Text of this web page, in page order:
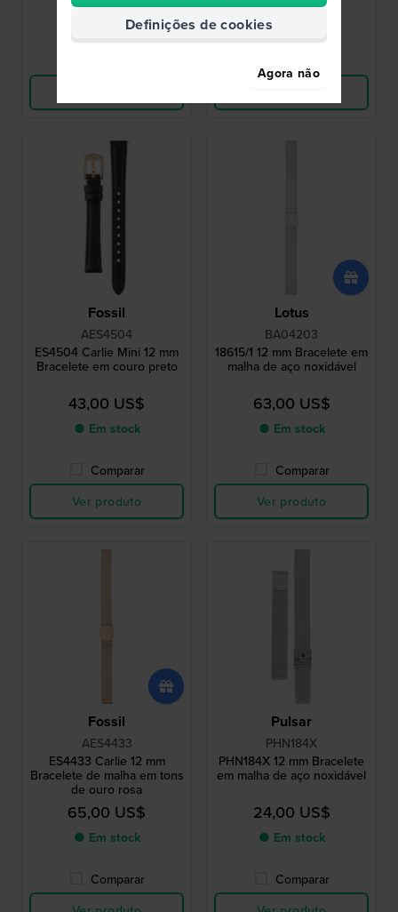
● Em stock ● Em stock
Fossil
AES4504
ES4504 Carlie Mini 12 mm
Bracelete em couro preto
43,00 US$
● Em stock
Comparar
Ver produto
Lotus
BA04203
18615/1 12 mm Bracelete em
malha de aço noxidável
63,00 US$
● Em stock
Comparar
Ver produto
Fossil
AES4433
ES4433 Carlie 12 mm
Bracelete de malha em tons
de ouro rosa
65,00 US$
● Em stock
Comparar
Pulsar
PHN184X
PHN184X 12 mm Bracelete
em malha de aço noxidável
24,00 US$
● Em stock
Comparar
Definições de cookies
Agora não